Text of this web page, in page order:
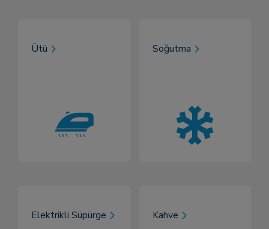
Ütü Soğutma
Elektrikli Süpürge Kahve